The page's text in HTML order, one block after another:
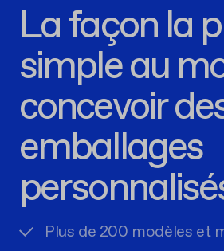
La façon la
simple au
concevoir
emballages
Plus de 200 modèles et